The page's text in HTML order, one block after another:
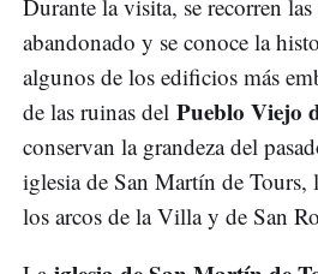
Durante la visita, se recorren
abandonado y se conoce la
algunos de los edificios más
de las ruinas del Pueblo Viejo
conservan la grandeza del
iglesia de San Martín de
los arcos de la Villa y de San